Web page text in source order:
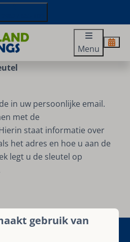
Menu
in uw persoonlijke email.
met de
staat informatie over
het adres en hoe u aan de
legt u de sleutel op
gebruik van